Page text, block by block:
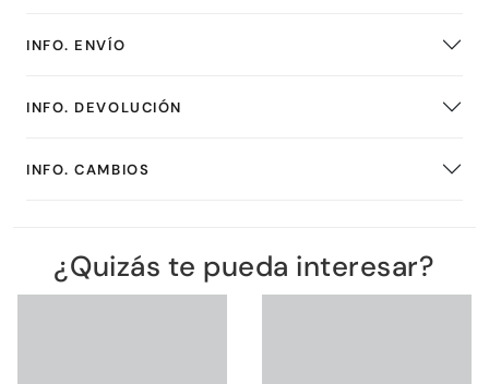
INFO. ENVÍO
INFO. DEVOLUCIÓN
INFO. CAMBIOS
¿Quizás te pueda interesar?